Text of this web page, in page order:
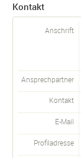
Kontakt
Anschrift
Ansprechpartner
Kontakt
E-Mail
Profiladresse